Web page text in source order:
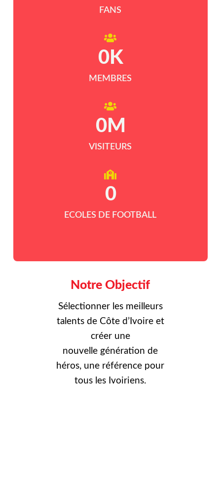
FANS
MEMBRES
0K
VISITEURS
0M
ECOLES DE FOOTBALL
0
Notre Objectif
Sélectionner les meilleurs
talents de Côte d’Ivoire et
créer une
nouvelle génération de
héros, une référence pour
tous les Ivoiriens.